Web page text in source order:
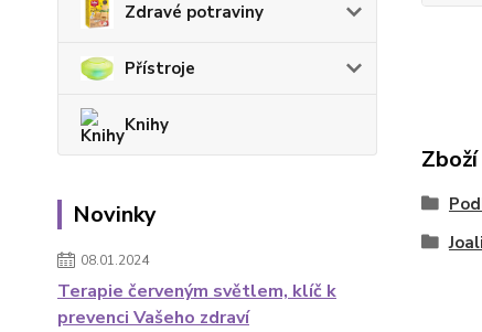
Zdravé potraviny
Přístroje
Knihy
Novinky
08.01.2024
Terapie červeným světlem, klíč k
prevenci Vašeho zdraví